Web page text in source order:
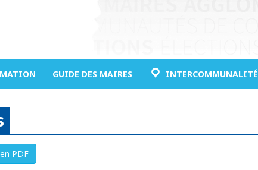
GUIDE DES MAIRES INTERCOMMUNALITÉ